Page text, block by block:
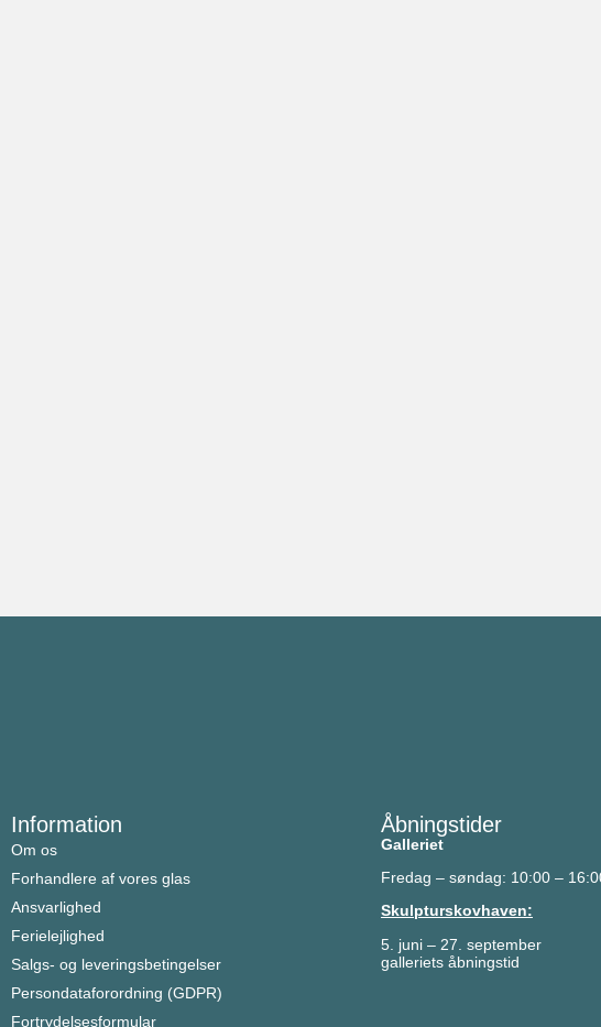
Information
Om os
Forhandlere af vores glas
Ansvarlighed
Ferielejlighed
Salgs- og leveringsbetingelser
Persondataforordning (GDPR)
Fortrydelsesformular
Åbningstider
Galleriet
Fredag – søndag: 10:00 –
Skulpturskovhaven:
5. juni – 27.
galleriets åbningstid